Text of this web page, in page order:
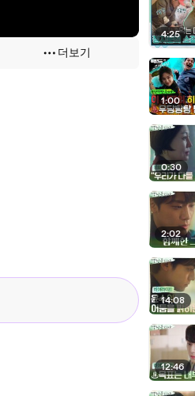
더보기
4:25
1:00
0:30
2:02
14:08
12:46